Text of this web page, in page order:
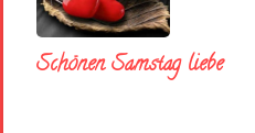
Schönen Samstag liebe